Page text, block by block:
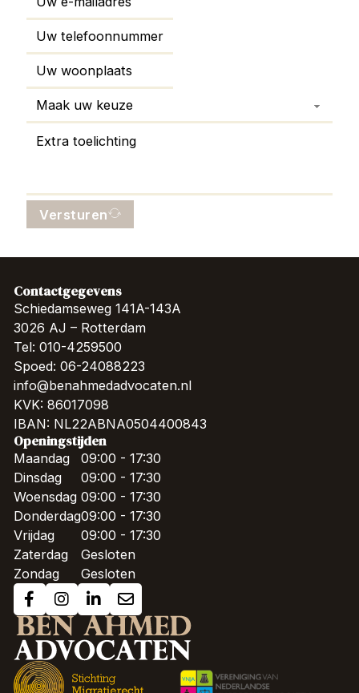
Versturen
Contactgegevens
Schiedamseweg 141A-143A
3026 AJ – Rotterdam
Tel: 010-4259500
Spoed: 06-24088223
info@benahmedadvocaten.nl
KVK: 86017098
IBAN: NL22ABNA0504400843
Openingstijden
Maandag
Dinsdag
Woensdag
Donderdag
Vrijdag
Zaterdag
Zondag
09:00 - 17:30
09:00 - 17:30
09:00 - 17:30
09:00 - 17:30
09:00 - 17:30
Gesloten
Gesloten